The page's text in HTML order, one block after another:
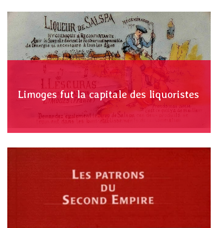
Limoges fut la capitale des liquoristes